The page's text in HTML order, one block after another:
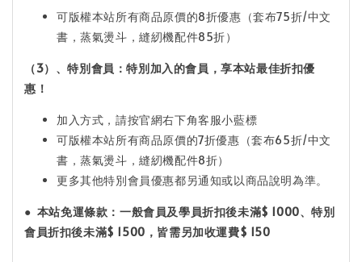
可版權本站所有商品原價的8折優惠（套布75折/中文
書，蒸氣燙斗，縫紉機配件85折）
（3）、特別會員：特別加入的會員，享本站最佳折扣優
惠！
加入方式，請按官網右下角客服小藍標
可版權本站所有商品原價的7折優惠（套布65折/中文
書，蒸氣燙斗，縫紉機配件8折）
更多其他特別會員優惠都另通知或以商品說明為準。
● 本站免運條款：一般會員及學員折扣後未滿$ 1000、特別
會員折扣後未滿$ 1500 ，皆需另加收運費$ 150